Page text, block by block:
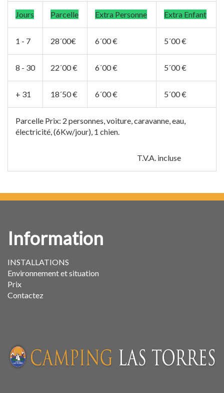
Jours Parcelle Extra Personne Extra Enfant
1 - 7 28´00€ 6´00 € 5´00 €
8 - 30 22´00 € 6´00 € 5´00 €
+ 31 18´50 € 6´00 € 5´00 €
Parcelle Prix: 2 personnes, voiture, caravanne, eau,
électricité, (6Kw/jour), 1 chien.
T.V.A. incluse
Information
INSTALLATIONS
Environnement et situation
Prix
Contactez